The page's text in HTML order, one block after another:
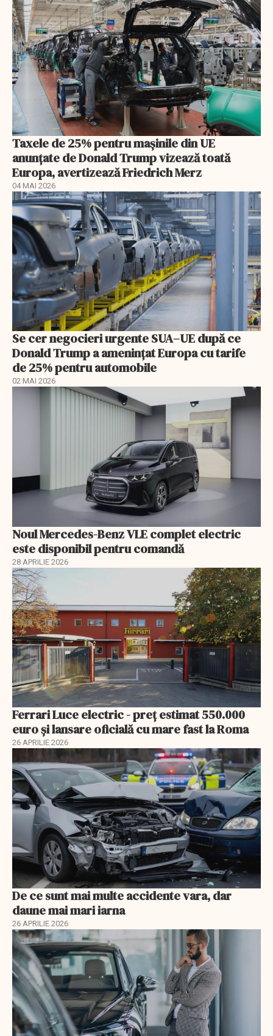
Taxele de 25% pentru mașinile din UE
anunţate de Donald Trump vizează toată
Europa, avertizează Friedrich Merz
04 MAI 2026
Se cer negocieri urgente SUA–UE după ce
Donald Trump a ameninţat Europa cu tarife
de 25% pentru automobile
02 MAI 2026
Noul Mercedes-Benz VLE complet electric
este disponibil pentru comandă
28 APRILIE 2026
Ferrari Luce electric - preț estimat 550.000
euro și lansare oficială cu mare fast la Roma
26 APRILIE 2026
De ce sunt mai multe accidente vara, dar
daune mai mari iarna
26 APRILIE 2026